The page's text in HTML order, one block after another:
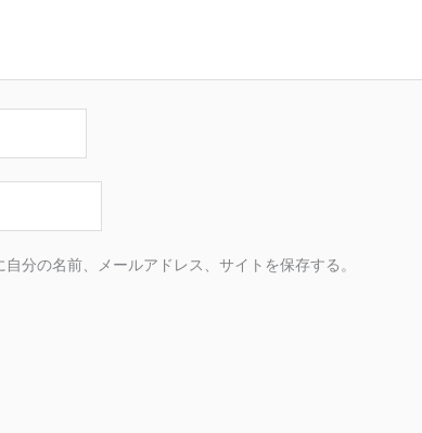
分の名前、メールアドレス、サイトを保存する。